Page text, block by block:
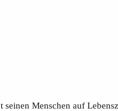
seinen Menschen auf